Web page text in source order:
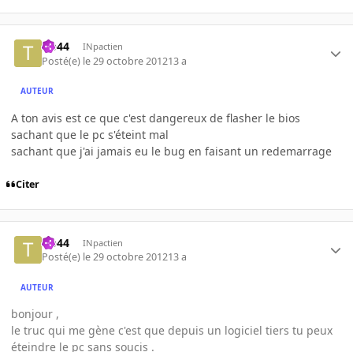
tib44 INpactien
Posté(e) le 29 octobre 201213 a
AUTEUR
A ton avis est ce que c'est dangereux de flasher le bios
sachant que le pc s'éteint mal
sachant que j'ai jamais eu le bug en faisant un redemarrage
Citer
tib44 INpactien
Posté(e) le 29 octobre 201213 a
AUTEUR
bonjour ,
le truc qui me gène c'est que depuis un logiciel tiers tu peux
éteindre le pc sans soucis .